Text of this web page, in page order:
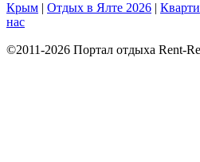
Крым | Отдых в Ялте 2026 |
нас
©2011-2026 Портал отдыха Rent-